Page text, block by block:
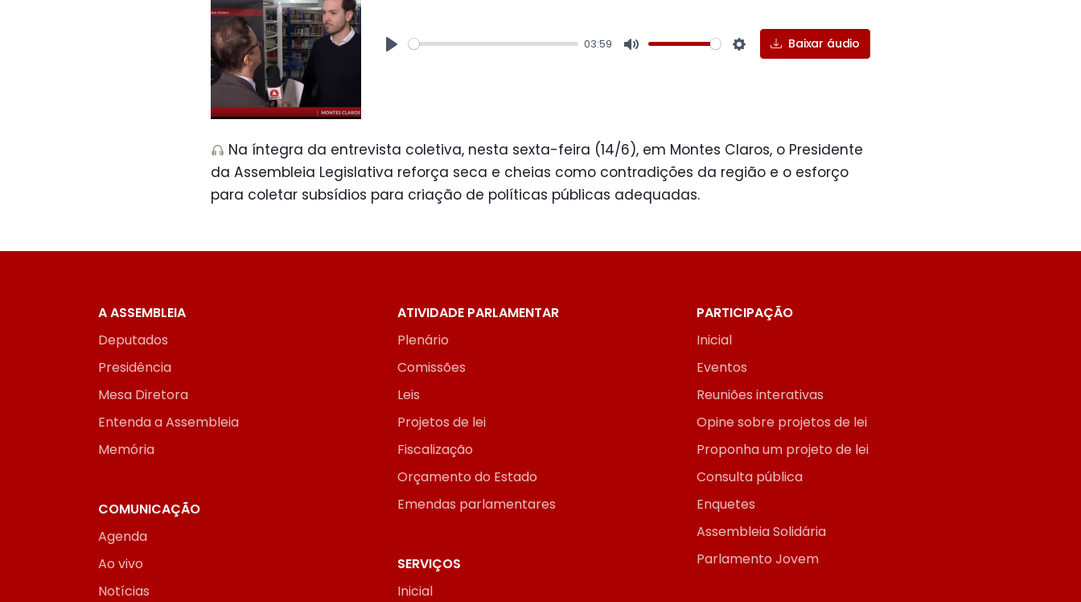
03:59
Settings
Baixar áudio
Na íntegra da entrevista coletiva, nesta sexta-feira (14/6), em Montes Claros, o Presidente
da Assembleia Legislativa reforça seca e cheias como contradições da região e o esforço
para coletar subsídios para criação de políticas públicas adequadas.
A ASSEMBLEIA
Deputados
Presidência
Mesa Diretora
Entenda a Assembleia
Memória
ATIVIDADE PARLAMENTAR
Plenário
Comissões
Leis
Projetos de lei
Fiscalização
Orçamento do Estado
Emendas parlamentares
PARTICIPAÇÃO
Inicial
Eventos
Reuniões interativas
Opine sobre projetos de lei
Proponha um projeto de lei
Consulta pública
Enquetes
Assembleia Solidária
Parlamento Jovem
COMUNICAÇÃO
Agenda
Ao vivo
Notícias
SERVIÇOS
Inicial